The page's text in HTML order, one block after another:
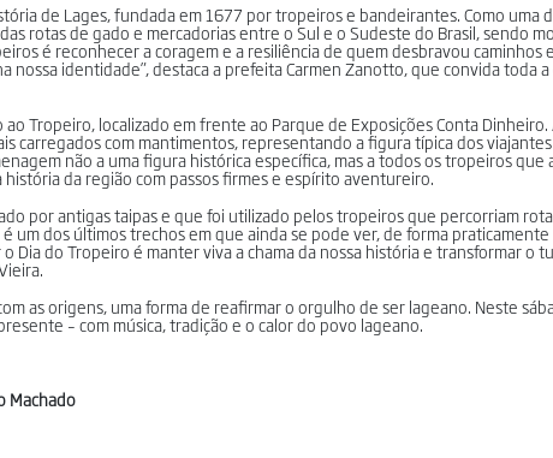
de Lages, fundada em 1677 por tropeiros e bandeirantes. Como uma
rotas de gado e mercadorias entre o Sul e o Sudeste do Brasil, sendo
é reconhecer a coragem e a resiliência de quem desbravou caminhos
identidade”, destaca a prefeita Carmen Zanotto, que convida toda
Tropeiro, localizado em frente ao Parque de Exposições Conta Dinheiro.
carregados com mantimentos, representando a figura típica dos
não a uma figura histórica específica, mas a todos os tropeiros que
da região com passos firmes e espírito aventureiro.
por antigas taipas e que foi utilizado pelos tropeiros que percorriam
um dos últimos trechos em que ainda se pode ver, de forma
Dia do Tropeiro é manter viva a chama da nossa história e transformar o
as origens, uma forma de reafirmar o orgulho de ser lageano. Neste
– com música, tradição e o calor do povo lageano.
Machado